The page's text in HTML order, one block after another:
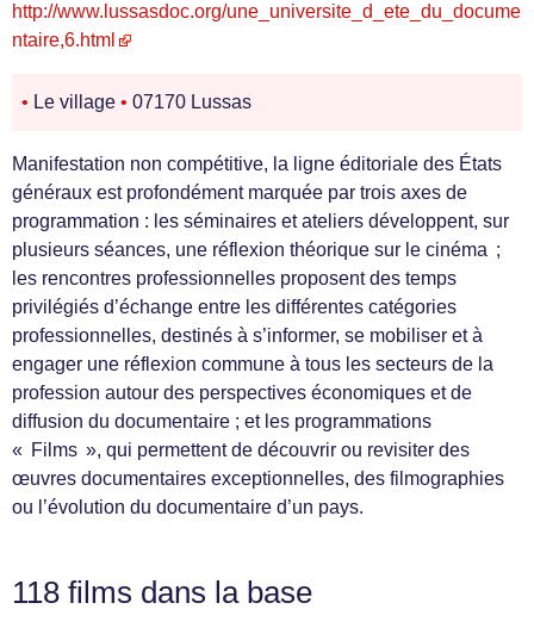
http://www.lussasdoc.org/une_universite_d_ete_du_docume
ntaire,6.html
• Le village • 07170 Lussas
Manifestation non compétitive, la ligne éditoriale des États
généraux est profondément marquée par trois axes de
programmation : les séminaires et ateliers développent, sur
plusieurs séances, une réflexion théorique sur le cinéma ;
les rencontres professionnelles proposent des temps
privilégiés d’échange entre les différentes catégories
professionnelles, destinés à s’informer, se mobiliser et à
engager une réflexion commune à tous les secteurs de la
profession autour des perspectives économiques et de
diffusion du documentaire ; et les programmations
« Films », qui permettent de découvrir ou revisiter des
œuvres documentaires exceptionnelles, des filmographies
ou l’évolution du documentaire d’un pays.
118 films dans la base